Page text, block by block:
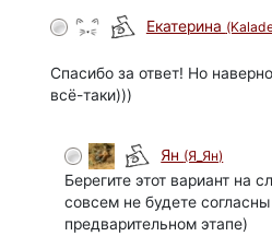
Екатерина
Спасибо за ответ! Но
всё-таки)))
Ян (Я_Ян)
Берегите этот вариант на
совсем не будете
предварительном этапе)